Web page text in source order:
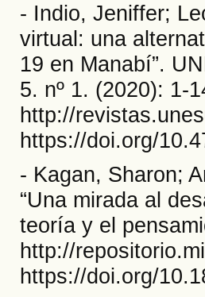
- Indio, Jeniffer;
virtual: una
19 en Manabí”.
5. nº 1. (2020): 1-
http://
https://doi.org/
- Kagan, Sharon;
“Una mirada al
teoría y el
http://
https://doi.org/